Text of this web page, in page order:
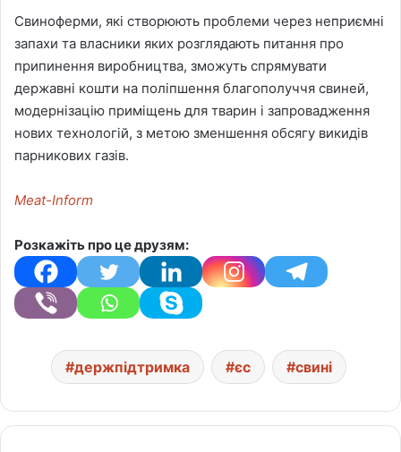
Свиноферми, які створюють проблеми через неприємні
запахи та власники яких розглядають питання про
припинення виробництва, зможуть спрямувати
державні кошти на поліпшення благополуччя свиней,
модернізацію приміщень для тварин і запровадження
нових технологій, з метою зменшення обсягу викидів
парникових газів.
Meat-Inform
Розкажіть про це друзям:
держпідтримка єс свині